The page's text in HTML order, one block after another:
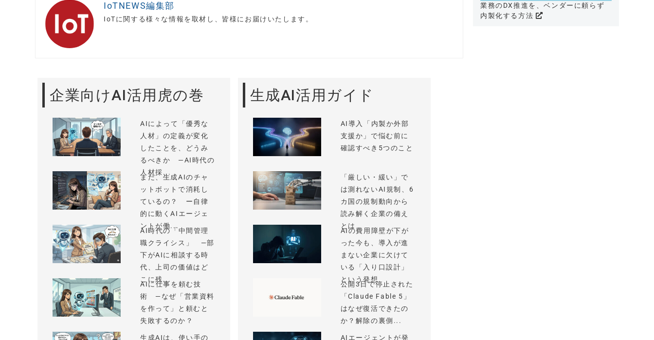
IoTNEWS編集部
IoTに関する様々な情報を取材し、皆様にお届けいたします。
企業向けAI活用虎の巻
AIによって「優秀な
人材」の定義が変化
したことを、どうみ
るべきか —AI時代の
人材採...
まだ、生成AIのチャ
ットボットで消耗し
ているの？ ー自律
的に動くAIエージェ
ントが働...
AI時代の「中間管理
職クライシス」 —部
下がAIに相談する時
代、上司の価値はど
こに残...
AIに仕事を頼む技
術 —なぜ「営業資料
を作って」と頼むと
失敗するのか？
生成AIは、使い手の
生成AI活用ガイド
AI導入「内製か外部
支援か」で悩む前に
確認すべき5つのこと
「厳しい・緩い」で
は測れないAI規制、6
カ国の規制動向から
読み解く企業の備え
とは
AIの費用障壁が下が
った今も、導入が進
まない企業に欠けて
いる「入り口設計」
という発想
公開3日で停止された
「Claude Fable 5」
はなぜ復活できたの
か？解除の裏側...
AIエージェントが発
業務のDX推進を、ベンダーに頼らず
内製化する方法